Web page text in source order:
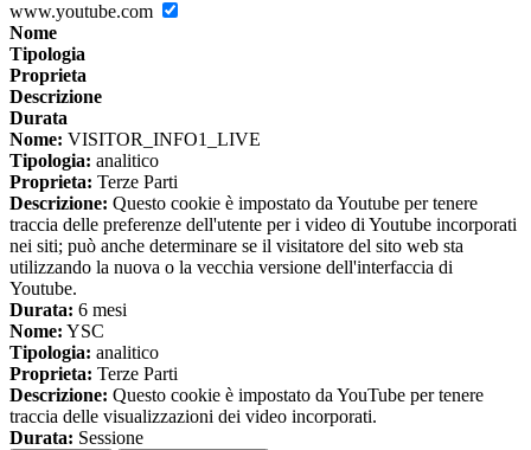
www.youtube.com
Nome
Tipologia
Proprieta
Descrizione
Durata
Nome: VISITOR_INFO1_LIVE
Tipologia: analitico
Proprieta: Terze Parti
Descrizione: Questo cookie è impostato da Youtube per tenere
traccia delle preferenze dell'utente per i video di Youtube incorporati
nei siti; può anche determinare se il visitatore del sito web sta
utilizzando la nuova o la vecchia versione dell'interfaccia di
Youtube.
Durata: 6 mesi
Nome: YSC
Tipologia: analitico
Proprieta: Terze Parti
Descrizione: Questo cookie è impostato da YouTube per tenere
traccia delle visualizzazioni dei video incorporati.
Durata: Sessione